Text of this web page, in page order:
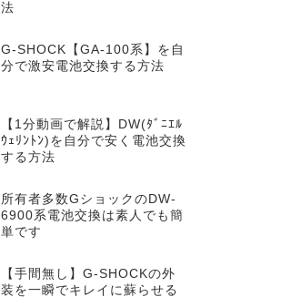
法
G-SHOCK【GA-100系】を自
分で激安電池交換する方法
【1分動画で解説】DW(ﾀﾞﾆｴﾙ
ｳｪﾘﾝﾄﾝ)を自分で安く電池交換
する方法
所有者多数GショックのDW-
6900系電池交換は素人でも簡
単です
【手間無し】G-SHOCKの外
装を一瞬でキレイに蘇らせる